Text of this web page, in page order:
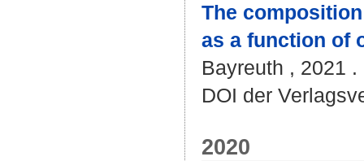
The
as a function of
Bayreuth , 2021 .
DOI der
2020